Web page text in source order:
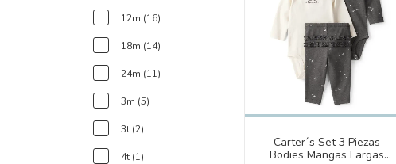
12m (16)
18m (14)
24m (11)
3m (5)
3t (2)
4t (1)
Carter´s Set 3 Piezas
Bodies Mangas Largas